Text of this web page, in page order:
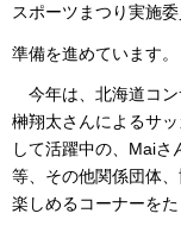
スポーツまつり実施委
準備を進めています。
今年は、北海道コン
榊翔太さんによるサ
して活躍中の、Maiさ
等、その他関係団体
楽しめるコーナーをた